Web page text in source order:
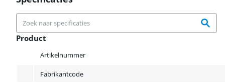
Product
Artikelnummer
Fabrikantcode